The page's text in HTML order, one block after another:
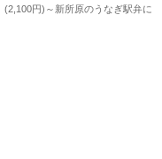
円)～新所原のうなぎ駅弁に